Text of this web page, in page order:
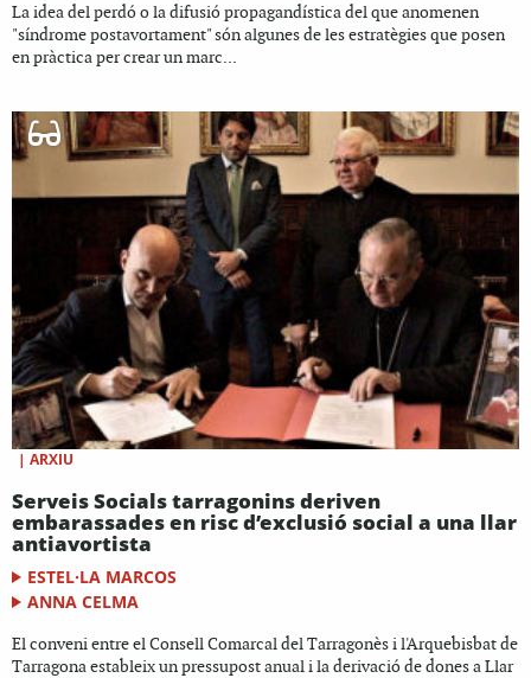
La idea del perdó o la difusió propagandística del que anomenen
"síndrome postavortament" són algunes de les estratègies que posen
en pràctica per crear un marc...
| ARXIU
Serveis Socials tarragonins deriven
embarassades en risc d’exclusió social a una llar
antiavortista
ESTEL·LA MARCOS
ANNA CELMA
El conveni entre el Consell Comarcal del Tarragonès i l'Arquebisbat de
Tarragona estableix un pressupost anual i la derivació de dones a Llar